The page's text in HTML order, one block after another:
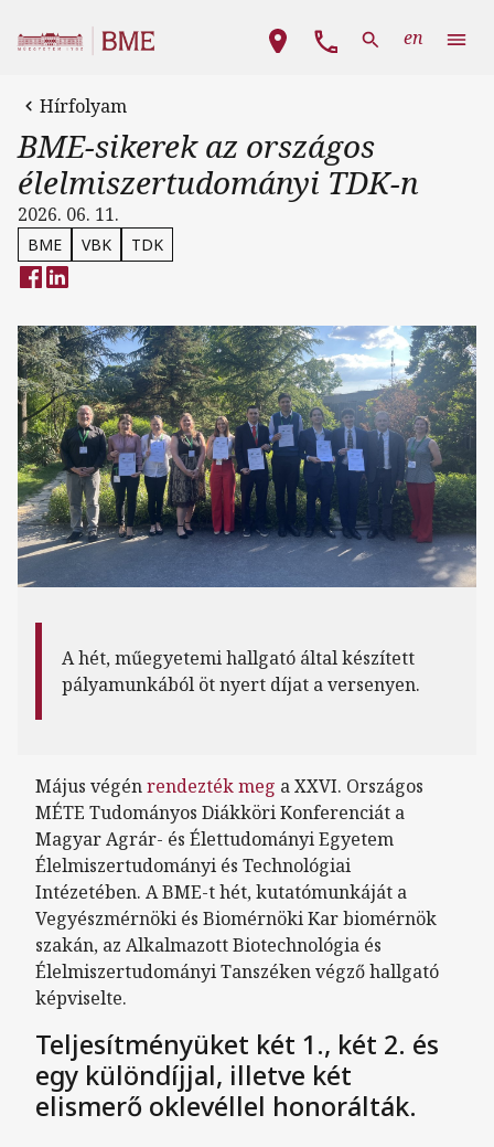
Fő navigáció
en
Hírfolyam
BME-sikerek az országos
élelmiszertudományi TDK-n
2026. 06. 11.
BME VBK TDK
A hét, műegyetemi hallgató által készített
pályamunkából öt nyert díjat a versenyen.
Május végénrendezték meg a XXVI. Országos
MÉTE Tudományos Diákköri Konferenciát a
Magyar Agrár- és Élettudományi Egyetem
Élelmiszertudományi és Technológiai
Intézetében. A BME-t hét, kutatómunkáját a
Vegyészmérnöki és Biomérnöki Kar biomérnök
szakán, az Alkalmazott Biotechnológia és
Élelmiszertudományi Tanszéken végző hallgató
képviselte.
Teljesítményüket két 1., két 2. és
egy különdíjjal, illetve két
elismerő oklevéllel honorálták.